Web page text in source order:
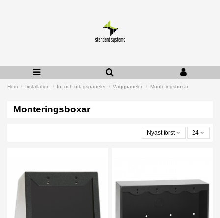
Hem Installation In- och uttagspaneler Väggpaneler Monteringsboxar
Monteringsboxar
Nyast först 24